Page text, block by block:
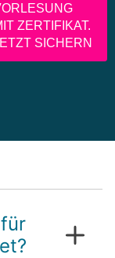
ZERTIFIKAT.
SICHERN